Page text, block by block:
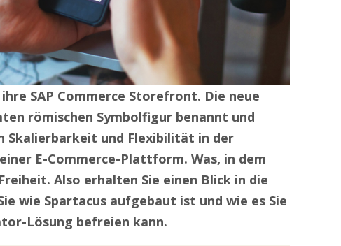
ihre SAP Commerce Storefront. Die neue
römischen Symbolfigur benannt und
Skalierbarkeit und Flexibilität in der
E-Commerce-Plattform. Was, in dem
Also erhalten Sie einen Blick in die
wie Spartacus aufgebaut ist und wie es Sie
Lösung befreien kann.